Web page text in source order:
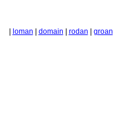
loman domain rodan groan